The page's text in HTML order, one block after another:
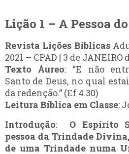
Lição 1 – A Pessoa
Revista Lições Bíblicas
2021 – CPAD | 3 de JANEIRO
Texto Áureo: “E não
Santo de Deus, no qual
da redenção.” (Ef 4.30)
Leitura Bíblica em Classe:
Introdução: O Espírito
pessoa da Trindade
de uma Trindade numa